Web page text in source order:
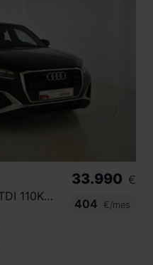
ADRENALIN BLACK ED 35 TDI 110KW S TRONIC
33.990 €
404
€/mes